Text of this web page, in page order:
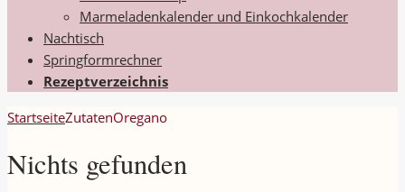
Marmeladenkalender und Einkochkalender
Nachtisch
Springformrechner
Rezeptverzeichnis
StartseiteZutatenOregano
Nichts gefunden